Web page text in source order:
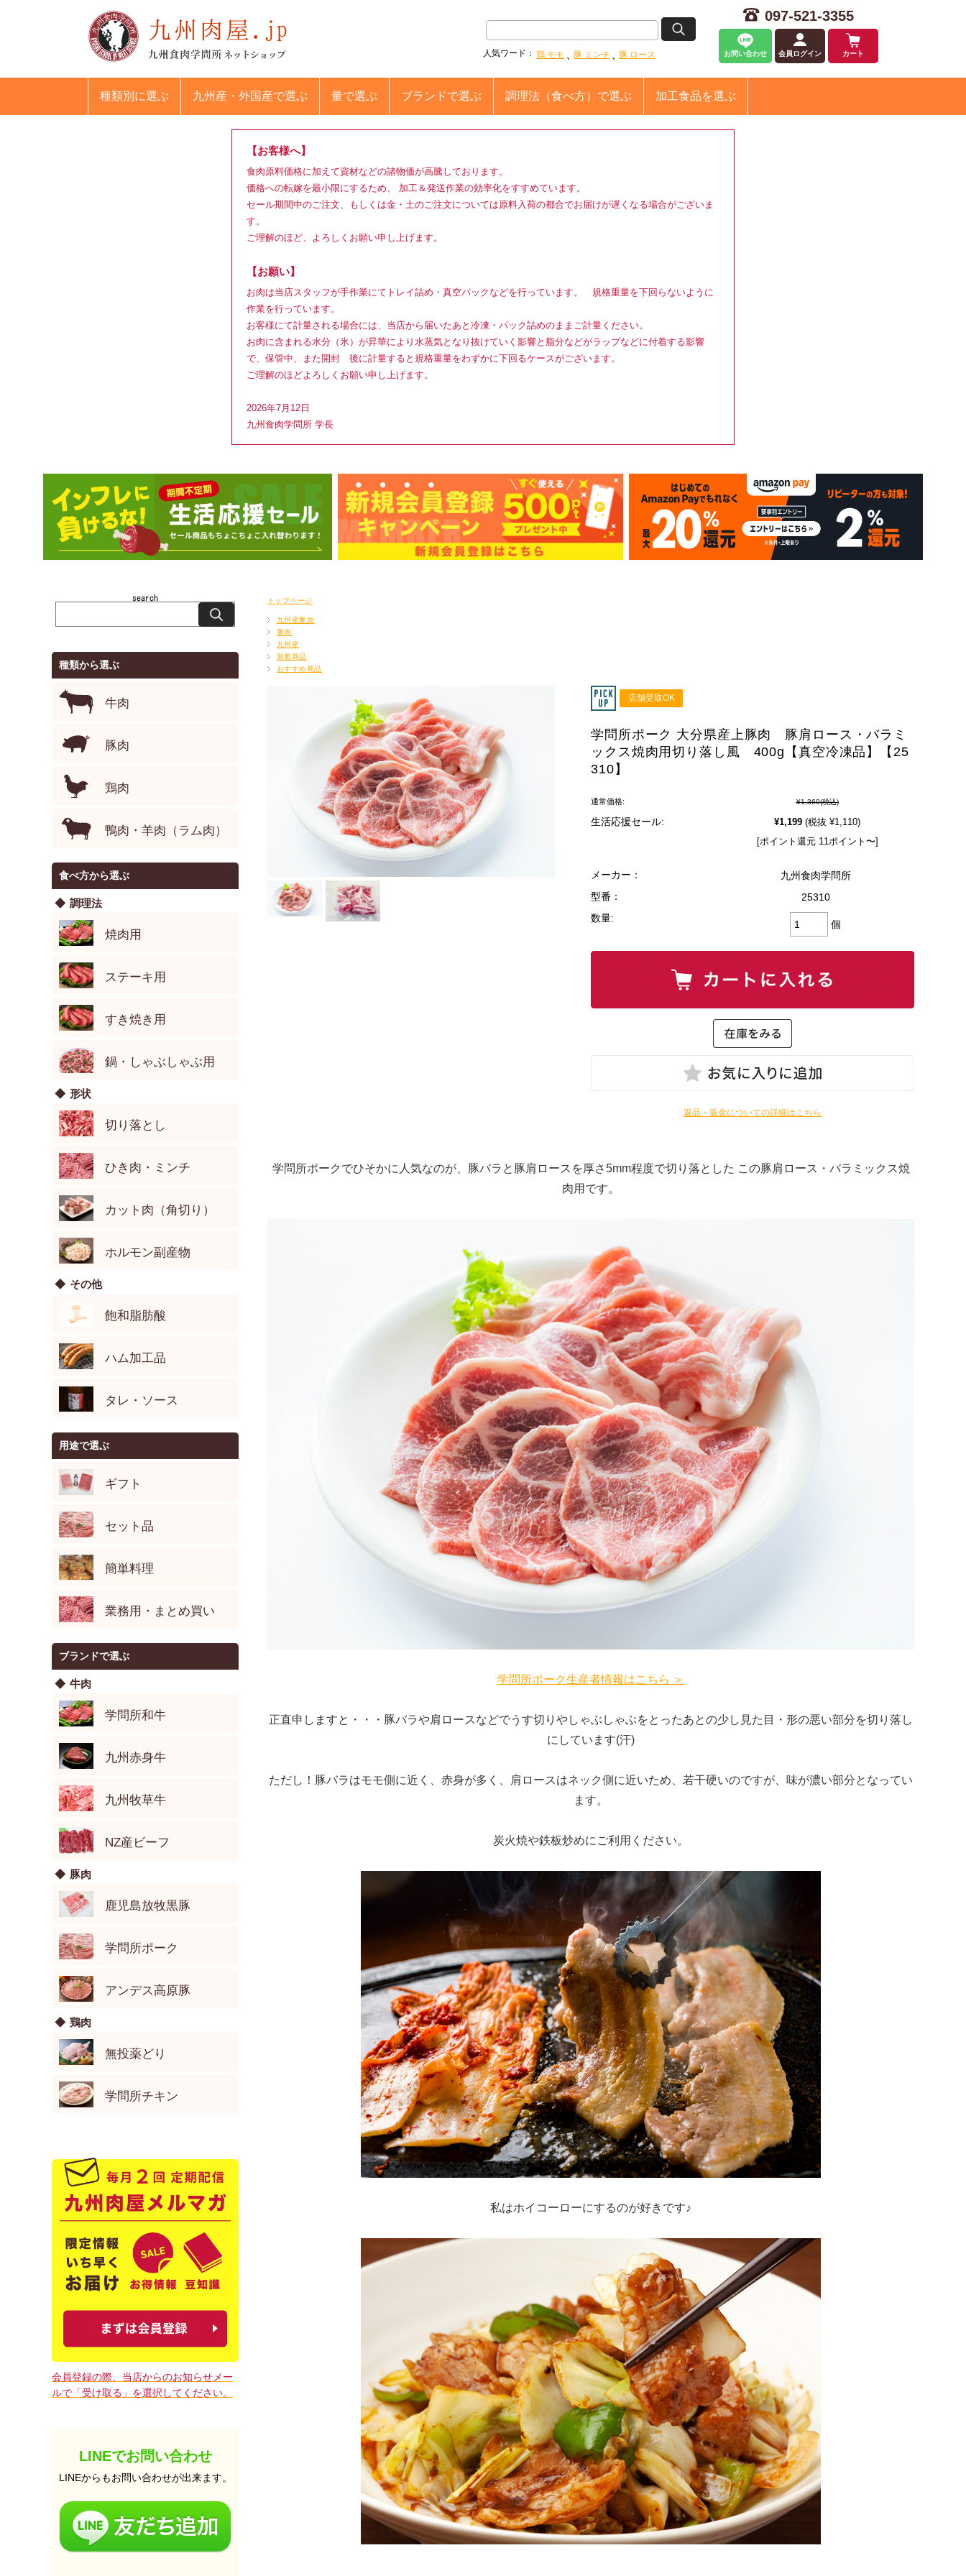
097-521-3355
お問い合わせ 会員ログイン カート
人気ワード： 鶏 モモ 豚 ミンチ 豚 ロース
種類別 に選ぶ 九州産・外国産で選ぶ 量で選ぶ ブランドで選ぶ 調理法 （食べ方）で選ぶ 加工食品を選ぶ
【お客様へ】
食肉原料価格に加えて資材などの諸物価が高騰しております。
価格への転嫁を最小限にするため、 加工＆発送作業の効率化をすすめています。
セール期間中のご注文、もしくは金・土のご注文については原料入荷の都合でお届けが遅くなる場合がございま
す。
ご理解のほど、よろしくお願い申し上げます。
【お願い】
お肉は当店スタッフが手作業にてトレイ詰め・真空パックなどを行っています。 規格重量を下回らないように
作業を行っています。
お客様にて計量される場合には、当店から届いたあと冷凍・パック詰めのままご計量ください。
お肉に含まれる水分（氷）が昇華により水蒸気となり抜けていく影響と脂分などがラップなどに付着する影響
で、保管中、また開封 後に計量すると規格重量をわずかに下回るケースがございます。
ご理解のほどよろしくお願い申し上げます。
2026年7月12日
九州食肉学問所 学長
トップページ
九州産豚肉
豚肉
九州産
新着商品
おすすめ商品
店舗受取OK
学問所ポーク 大分県産上豚肉 豚肩ロース・バラミ
ックス焼肉用切り落し風 400g【真空冷凍品】【25
310】
通常価格: ¥1,360(税込)
生活応援セール: ¥1,199 (税抜 ¥1,110)
[ポイント還元 11ポイント〜]
メーカー：
九州食肉学問所
型番：
25310
数量:
個
返品・返金についての詳細はこちら
学問所ポークでひそかに人気なのが、豚バラと豚肩ロースを厚さ5mm程度で切り落とした この豚肩ロース・バラミックス焼
肉用です。
学問所ポーク生産者情報はこちら ＞
正直申しますと・・・豚バラや肩ロースなどでうす切りやしゃぶしゃぶをとったあとの少し見た目・形の悪い部分を切り落し
にしています(汗)
ただし！豚バラはモモ側に近く、赤身が多く、肩ロースはネック側に近いため、若干硬いのですが、味が濃い部分となってい
ます。
炭火焼や鉄板炒めにご利用ください。
私はホイコーローにするのが好きです♪
種類から選ぶ
牛肉
豚肉
鶏肉
鴨肉・羊肉（ラム肉）
食べ方から選ぶ
調理法
焼肉用
ステーキ用
すき焼き用
鍋・しゃぶしゃぶ用
形状
切り落とし
ひき肉・ミンチ
カット肉（角切り）
ホルモン副産物
その他
飽和脂肪酸
ハム加工品
タレ・ソース
用途で選ぶ
ギフト
セット品
簡単料理
業務用・まとめ買い
ブランドで選ぶ
牛肉
学問所和牛
九州赤身牛
九州牧草牛
NZ産ビーフ
豚肉
鹿児島放牧黒豚
学問所ポーク
アンデス高原豚
鶏肉
無投薬どり
学問所チキン
会員登録の際、当店からのお知らせメー
ルで「受け取る」を選択してください。
LINEでお問い合わせ
LINEからもお問い合わせが出来ます。